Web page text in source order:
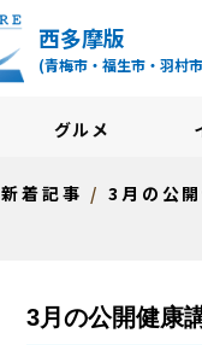
街プレ -東
西多摩版
(青梅市・福生市・羽村
グルメ
新着記事 3月の公
3月の公開健康